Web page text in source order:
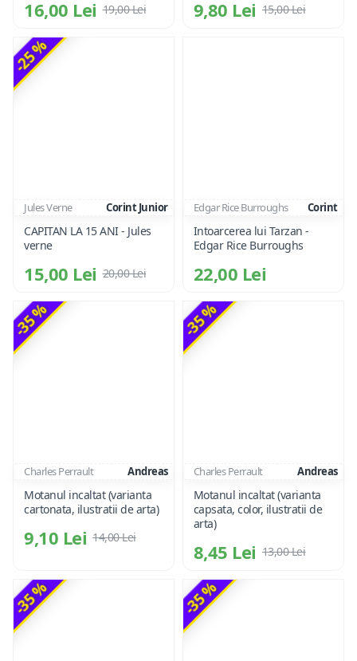
16,00 Lei 19,00 Lei 9,80 Lei 15,00 Lei
-25 %
Jules Verne Corint Junior
CAPITAN LA 15 ANI - Jules
verne
15,00 Lei 20,00 Lei
Edgar Rice Burroughs Corint
Intoarcerea lui Tarzan -
Edgar Rice Burroughs
22,00 Lei
-35 %
Charles Perrault Andreas
Motanul incaltat (varianta
cartonata, ilustratii de arta)
9,10 Lei 14,00 Lei
-35 %
Charles Perrault Andreas
Motanul incaltat (varianta
capsata, color, ilustratii de
arta)
8,45 Lei 13,00 Lei
-35 % -35 %